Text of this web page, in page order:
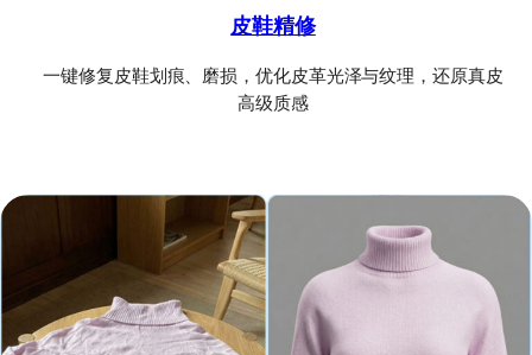
皮鞋精修
一键修复皮鞋划痕、磨损，优化皮革光泽与纹理，还原真皮
高级质感